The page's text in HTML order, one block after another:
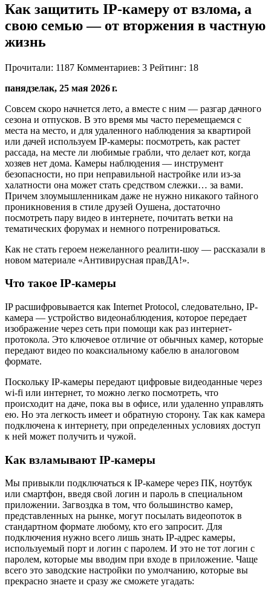
Как защитить IP-камеру от взлома, а
свою семью — от вторжения в частную
жизнь
Прочитали: 1187 Комментариев: 3 Рейтинг: 18
панядзелак, 25 мая 2026 г.
Совсем скоро начнется лето, а вместе с ним — разгар дачного
сезона и отпусков. В это время мы часто перемещаемся с
места на место, и для удаленного наблюдения за квартирой
или дачей используем IP-камеры: посмотреть, как растет
рассада, на месте ли любимые грабли, что делает кот, когда
хозяев нет дома. Камеры наблюдения — инструмент
безопасности, но при неправильной настройке или из-за
халатности она может стать средством слежки… за вами.
Причем злоумышленникам даже не нужно никакого тайного
проникновения в стиле друзей Оушена, достаточно
посмотреть пару видео в интернете, почитать ветки на
тематических форумах и немного потренироваться.
Как не стать героем нежеланного реалити-шоу — рассказали в
новом материале «Антивирусная правДА!».
Что такое IP-камеры
IP расшифровывается как Internet Protocol, следовательно, IP-
камера — устройство видеонаблюдения, которое передает
изображение через сеть при помощи как раз интернет-
протокола. Это ключевое отличие от обычных камер, которые
передают видео по коаксиальному кабелю в аналоговом
формате.
Поскольку IP-камеры передают цифровые видеоданные через
wi-fi или интернет, то можно легко посмотреть, что
происходит на даче, пока вы в офисе, или удаленно управлять
ею. Но эта легкость имеет и обратную сторону. Так как камера
подключена к интернету, при определенных условиях доступ
к ней может получить и чужой.
Как взламывают IP-камеры
Мы привыкли подключаться к IP-камере через ПК, ноутбук
или смартфон, введя свой логин и пароль в специальном
приложении. Загвоздка в том, что большинство камер,
представленных на рынке, могут посылать видеопоток в
стандартном формате любому, кто его запросит. Для
подключения нужно всего лишь знать IP-адрес камеры,
используемый порт и логин с паролем. И это не тот логин с
паролем, которые мы вводим при входе в приложение. Чаще
всего это заводские настройки по умолчанию, которые вы
прекрасно знаете и сразу же сможете угадать: